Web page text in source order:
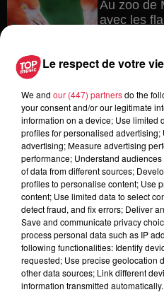
Au zoo de
avec les
Les
pape à
5 août 2026
Europa-
l’après
Le respect de votre
We and our (447) partnersdo the
your consent and/or our legitimate
information on a device; Use limited
profiles for personalised
advertising; Measure advertising
performance; Understand
of data from different sources;
profiles to personalise content; Use
content; Use limited data to select
detect fraud, and fix errors; Deliver
Save and communicate privacy
process personal data such as IP
following functionalities: Identify
requested; Use precise geolocation
other data sources; Link different
information transmitted automatically.